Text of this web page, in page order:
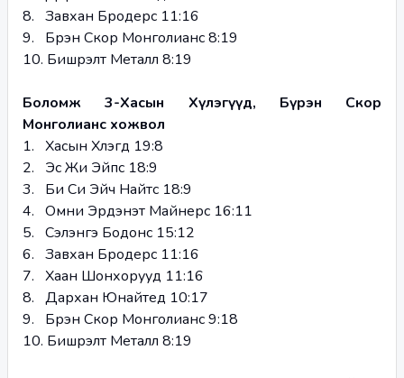
8.   Завхан Бродерс 11:16
9.   Бүрэн Скор Монголианс 8:19
10. Бишрэлт Металл 8:19
Боломж 3-Хасын Хүлэгүүд, Бүрэн Скор
Монголианс хожвол
1.   Хасын Хүлэгүүд 19:8
2.   Эс Жи Эйпс 18:9
3.   Би Си Эйч Найтс 18:9
4.   Омни Эрдэнэт Майнерс 16:11
5.   Сэлэнгэ Бодонс 15:12
6.   Завхан Бродерс 11:16
7.   Хаан Шонхорууд 11:16
8.   Дархан Юнайтед 10:17
9.   Бүрэн Скор Монголианс 9:18
10. Бишрэлт Металл 8:19